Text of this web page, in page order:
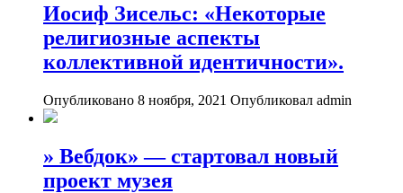
Иосиф Зисельс: «Некоторые
религиозные аспекты
коллективной идентичности».
Опубликовано 8 ноября, 2021 Опубликовал admin
» Вебдок» — стартовал новый
проект музея